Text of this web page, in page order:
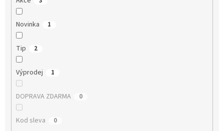
Novinka 1
Tip 2
Výprodej 1
DOPRAVA ZDARMA 0
Kod sleva 0